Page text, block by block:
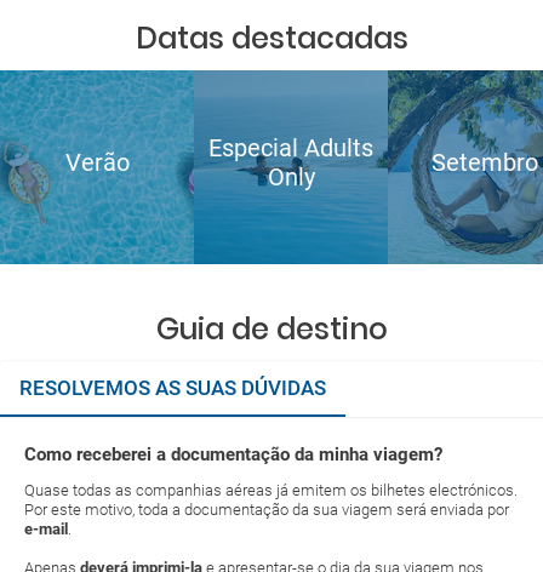
Datas destacadas
Verão
Especial Adults
Only
Setembro
Guia de destino
RESOLVEMOS AS SUAS DÚVIDAS
Como receberei a documentação da minha viagem?
Quase todas as companhias aéreas já emitem os bilhetes electrónicos.
Por este motivo, toda a documentação da sua viagem será enviada por
e-mail .
Apenas deverá imprimi-la e apresentar-se o dia da sua viagem nos